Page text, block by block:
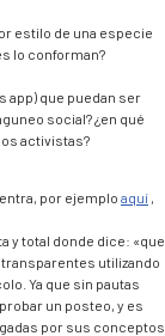
estilo de una especie
lo conforman?
app) que puedan ser
social? ¿en qué
activistas?
por ejemplo aquí ,
y total donde dice: «que
utilizando
Ya que sin pautas
un posteo, y es
por sus conceptos